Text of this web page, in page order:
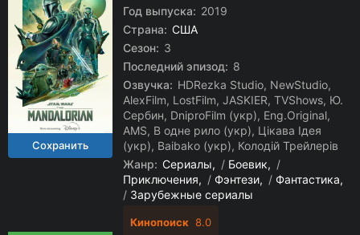
Год выпуска: 2019
Страна: США
Сезон: 3
Последний эпизод: 8
Озвучка: HDRezka Studio, NewStudio,
AlexFilm, LostFilm, JASKIER, TVShows, Ю.
Сербин, DniproFilm (укр), Eng.Original,
AMS, В одне рило (укр), Цікава Ідея
(укр), Baibako (укр), Колодій Трейлерів
Жанр: Сериалы / Боевик
/
Приключения
/ Фэнтези / Фантастика
/ Зарубежные сериалы
Кинопоиск 8.0